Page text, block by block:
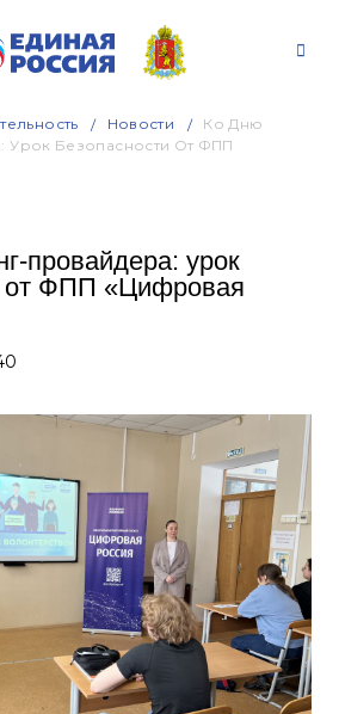
Новости
Ко Дню
Урок Безопасности От ФПП
провайдера: урок
от ФПП «Цифровая